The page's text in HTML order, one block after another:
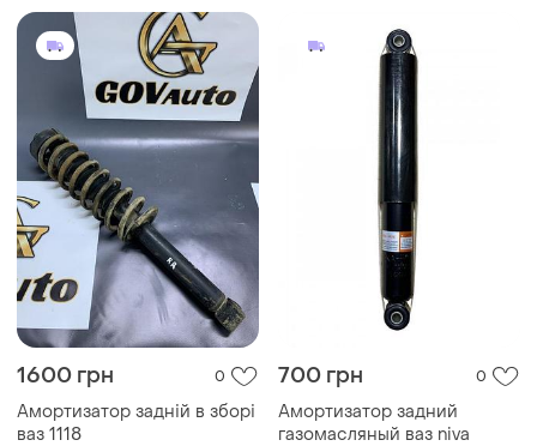
1600 грн 0
Амортизатор задній в зборі
ваз 1118
700 грн 0
Амортизатор задний
газомасляный ваз niva